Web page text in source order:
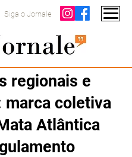
Siga o Jornale
regionais e
marca coletiva
Atlântica